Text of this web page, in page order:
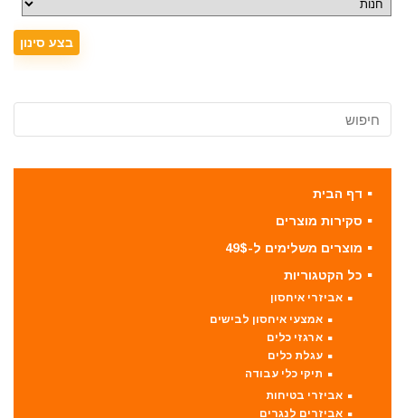
דף הבית
סקירות מוצרים
מוצרים משלימים ל-49$
כל הקטגוריות
אביזרי איחסון
אמצעי איחסון לבישים
ארגזי כלים
עגלת כלים
תיקי כלי עבודה
אביזרי בטיחות
אביזרים לנגרים